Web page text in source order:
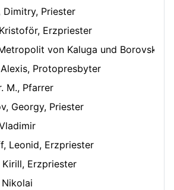
Dimitry, Priester
Erzpriester
von Kaluga und Borovsk
Protopresbyter
M., Pfarrer
Georgy, Priester
Leonid, Erzpriester
Kirill, Erzpriester
Nikolai